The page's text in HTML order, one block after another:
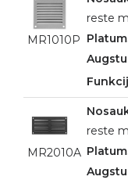
MR1010P
reste
MR2010A
reste